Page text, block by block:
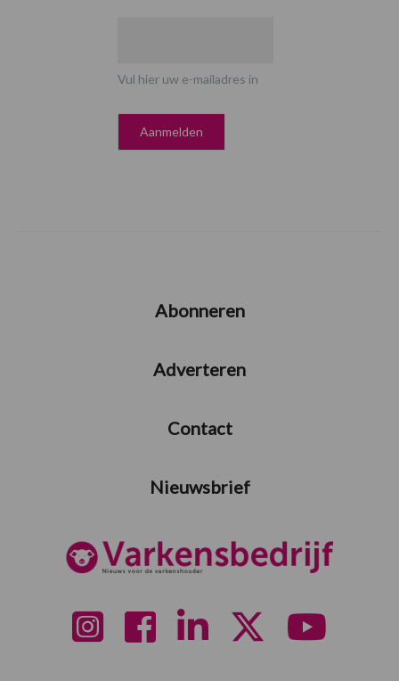
Vul hier uw e-mailadres in
Abonneren
Adverteren
Contact
Nieuwsbrief